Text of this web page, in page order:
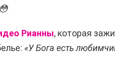
Рианны, которая
«У Бога есть